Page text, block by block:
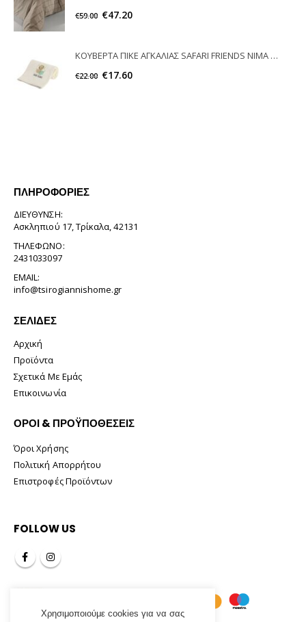
€59.00 €47.20
ΚΟΥΒΕΡΤΑ ΠΙΚΕ ΑΓΚΑΛΙΑΣ SAFARI FRIENDS NIMA HOME
€22.00 €17.60
ΠΛΗΡΟΦΟΡΊΕΣ
ΔΙΕΎΘΥΝΣΗ:
Ασκληπιού 17, Τρίκαλα, 42131
ΤΗΛΈΦΩΝΟ:
2431033097
EMAIL:
info@tsirogiannishome.gr
ΣΕΛΊΔΕΣ
Αρχική
Προϊόντα
Σχετικά Με Εμάς
Επικοινωνία
ΟΡΟΙ & ΠΡΟΫΠΟΘΕΣΕΙΣ
Όροι Χρήσης
Πολιτική Απορρήτου
Επιστροφές Προϊόντων
FOLLOW US
Χρησιμοποιούμε cookies για να σας